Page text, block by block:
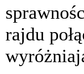
rajdu